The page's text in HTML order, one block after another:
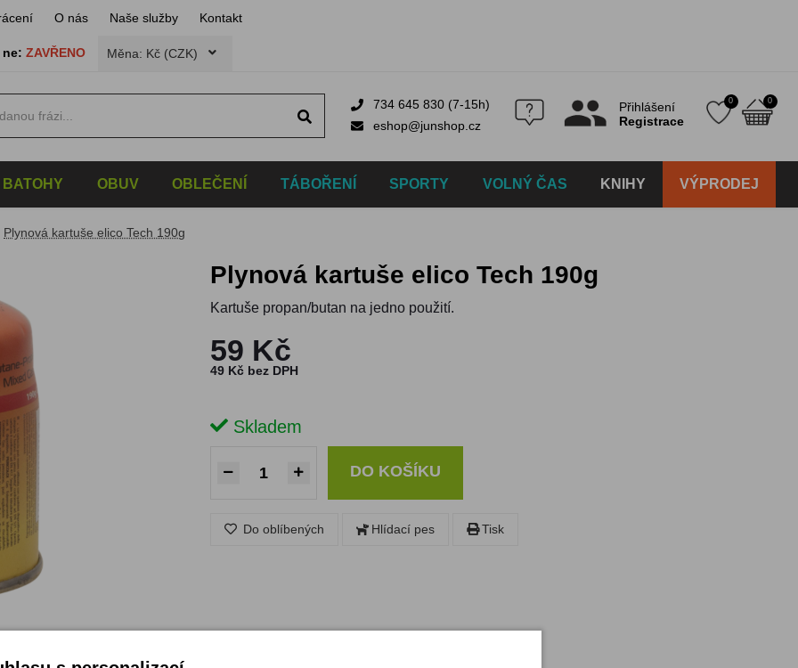
O nás Naše služby Kontakt
ne: ZAVŘENO Měna: Kč (CZK)
734 645 830 (7-15h)
eshop@junshop.cz
Přihlášení
Registrace
0 0
BATOHY OBUV OBLEČENÍ TÁBOŘENÍ SPORTY VOLNÝ ČAS KNIHY VÝPRODEJ
Plynová kartuše elico Tech 190g
Plynová kartuše elico Tech 190g
Kartuše propan/butan na jedno použití.
59 Kč
49 Kč bez DPH
Skladem
DO KOŠÍKU
Do oblíbených Hlídací pes Tisk